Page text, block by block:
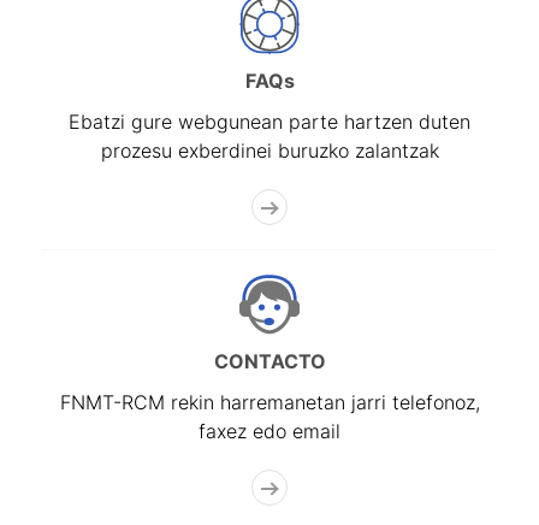
FAQs
Ebatzi gure webgunean parte hartzen duten
prozesu exberdinei buruzko zalantzak
CONTACTO
FNMT-RCM rekin harremanetan jarri telefonoz,
faxez edo email